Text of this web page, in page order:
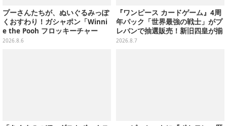
プーさんたちが、ぬいぐるみっぽ
くおすわり！ガシャポン「Winni
e the Pooh フロッキーチャー
ム」ふわふわでどれも可愛い全4
2026.8.6
『ワンピース カードゲーム』4周
年パック「世界最強の戦士」がプ
レバンで抽選販売！新旧四皇が揃
い踏み、刃牙作者が描く「カイド
2026.8.7